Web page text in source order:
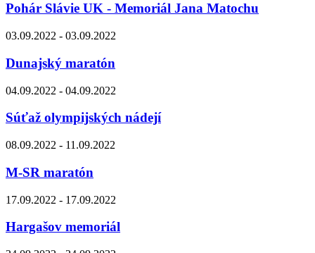
Pohár Slávie UK - Memoriál Jana Matochu
03.09.2022 - 03.09.2022
Dunajský maratón
04.09.2022 - 04.09.2022
Súťaž olympijských nádejí
08.09.2022 - 11.09.2022
M-SR maratón
17.09.2022 - 17.09.2022
Hargašov memoriál